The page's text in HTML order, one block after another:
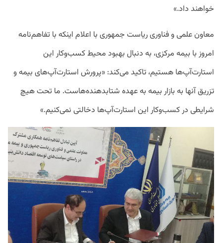
خواهند داد.»
معاون علمی و فناوری ریاست جمهوری با اعلام اینکه با تفاهم‌نامه
امروز با بیمه مرکزی، به دنبال بهبود محیط کسب‌وکار این
استارت‌آپ‌ها هستیم، تاکید می‌کند: «پرورش استارت‌آپ‌های بیمه و
تزریق آنها به بازار بیمه به عهده شتابدهنده‌هاست. ما تحت هیچ
شرایطی در کسب‌وکار این استارت‌آپ‌ها دخالتی نمی‌کنیم.»